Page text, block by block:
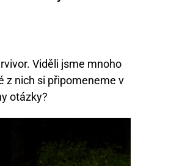
Viděli jsme mnoho
z nich si připomeneme v
otázky?